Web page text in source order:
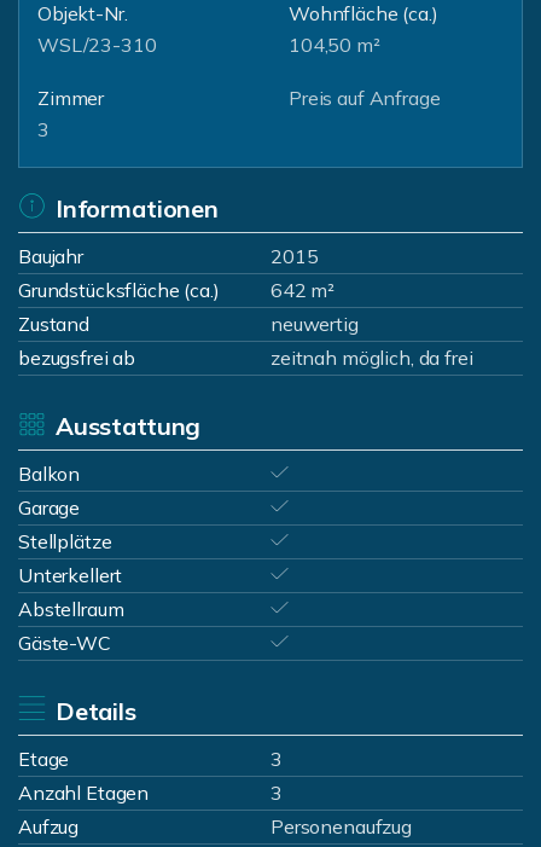
Objekt-Nr.
WSL/23-310
Wohnfläche (ca.)
104,50 m²
Zimmer
3
Preis auf Anfrage
Informationen
Baujahr
2015
Grundstücksfläche (ca.)
642 m²
Zustand
neuwertig
bezugsfrei ab
zeitnah möglich, da frei
Ausstattung
Balkon
Garage
Stellplätze
Unterkellert
Abstellraum
Gäste-WC
Details
Etage
3
Anzahl Etagen
3
Aufzug
Personenaufzug